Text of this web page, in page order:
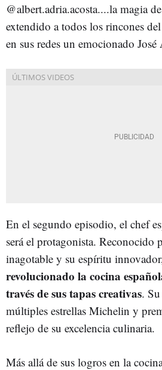
@albert.adria.acosta....la magia
extendido a todos los rincones
en sus redes un emocionado José
En el segundo episodio, el chef
será el protagonista. Reconocido
inagotable y su espíritu
revolucionado la cocina
través de sus tapas creativas.
múltiples estrellas Michelin y
reflejo de su excelencia culinaria.
Más allá de sus logros en la